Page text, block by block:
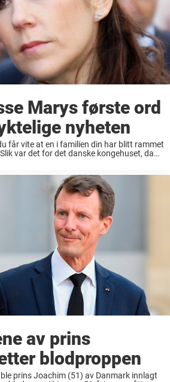
Marys første ord
nyheten
får vite at en i familien din har blitt rammet
var det for det danske kongehuset, da
av prins
blodproppen
prins Joachim (51) av Danmark innlagt